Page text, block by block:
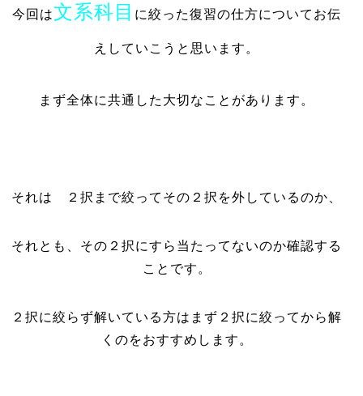
今回は文系科目 に絞った復習の仕方についてお伝
えしていこうと思います。
まず全体に共通した大切なことがあります。
それは ２択まで絞ってその２択を外しているのか、
それとも、その２択にすら当たってないのか確認する
ことです。
２択に絞らず解いている方はまず２択に絞ってから解
くのをおすすめします。